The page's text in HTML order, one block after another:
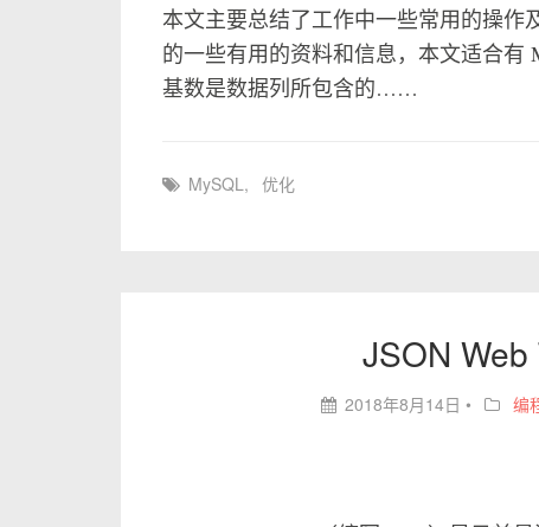
本文主要总结了工作中一些常用的操作
的一些有用的资料和信息，本文适合有
基数是数据列所包含的……
MySQL, 优化
JSON
2018年8月14日 • 编